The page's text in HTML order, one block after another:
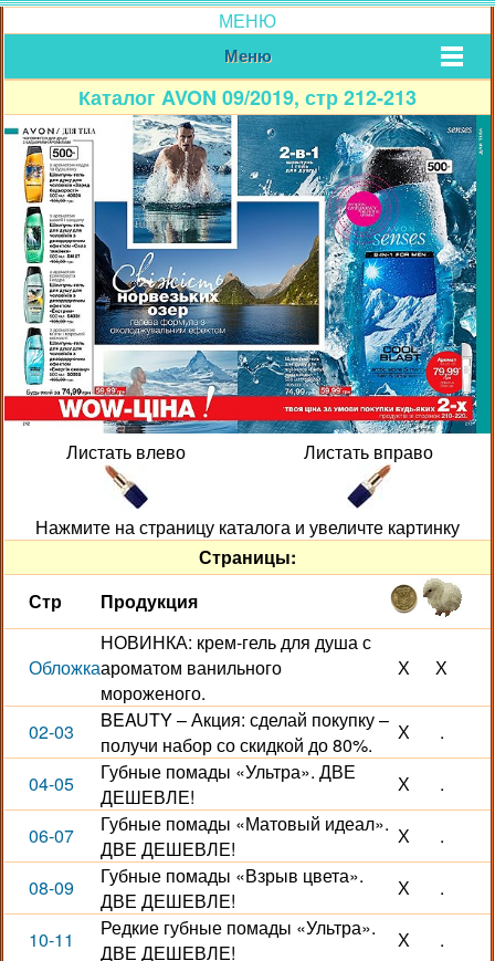
МЕНЮ
Меню
Каталог AVON 09/2019, стр 212-213
Листать влево Листать вправо
Нажмите на страницу каталога и увеличте картинку
Страницы:
Стр
Продукция
Обложка
НОВИНКА: крем-гель для душа с
ароматом ванильного
мороженого.
Х Х
02-03
BEAUTY – Акция: сделай покупку –
получи набор со скидкой до 80%.
Х .
04-05
Губные помады «Ультра». ДВЕ
ДЕШЕВЛЕ!
Х .
06-07
Губные помады «Матовый идеал».
ДВЕ ДЕШЕВЛЕ!
Х .
08-09
Губные помады «Взрыв цвета».
ДВЕ ДЕШЕВЛЕ!
Х .
10-11
Редкие губные помады «Ультра».
ДВЕ ДЕШЕВЛЕ!
Х .